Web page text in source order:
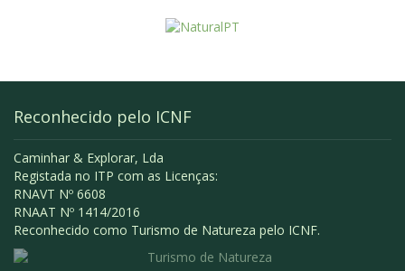
Reconhecido pelo ICNF
Caminhar & Explorar, Lda
Registada no ITP com as Licenças:
RNAVT Nº 6608
RNAAT Nº 1414/2016
Reconhecido como Turismo de Natureza pelo ICNF.